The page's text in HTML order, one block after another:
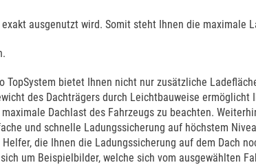
ausgenutzt wird. Somit steht Ihnen die maximale
bietet Ihnen nicht nur zusätzliche
des Dachträgers durch Leichtbauweise
Dachlast des Fahrzeugs zu beachten.
und schnelle Ladungssicherung auf höchstem
die Ihnen die Ladungssicherung auf dem Dach
um Beispielbilder, welche sich vom ausgewählten